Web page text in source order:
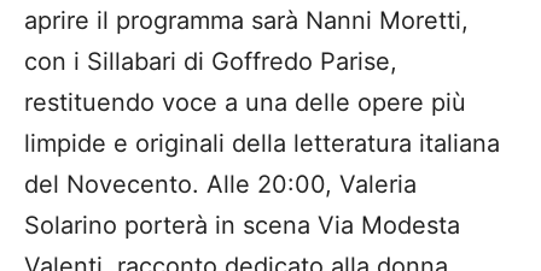
aprire il programma sarà Nanni Moretti,
con i Sillabari di Goffredo Parise,
restituendo voce a una delle opere più
limpide e originali della letteratura italiana
del Novecento. Alle 20:00, Valeria
Solarino porterà in scena Via Modesta